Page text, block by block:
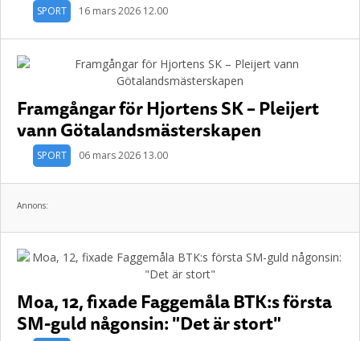
SPORT 16 mars 2026 12.00
Framgångar för Hjortens SK – Pleijert
vann Götalandsmästerskapen
SPORT 06 mars 2026 13.00
Annons:
Moa, 12, fixade Faggemåla BTK:s första
SM-guld någonsin: "Det är stort"